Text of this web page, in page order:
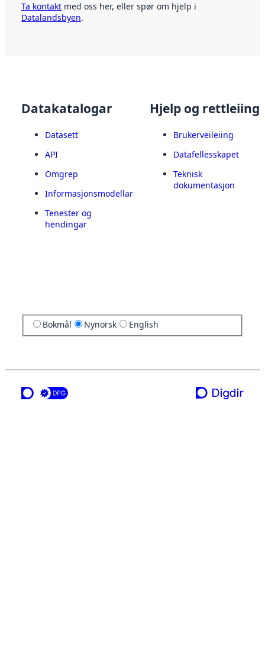
Ta kontakt med oss her, eller spør om hjelp i
Datalandsbyen.
Datakatalogar
Datasett
API
Omgrep
Informasjonsmodellar
Tenester og
hendingar
Hjelp og rettleiing
Brukerveileiing
Datafellesskapet
Teknisk
dokumentasjon
Bokmål Nynorsk English